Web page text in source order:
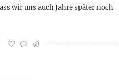
wir uns auch Jahre später noch